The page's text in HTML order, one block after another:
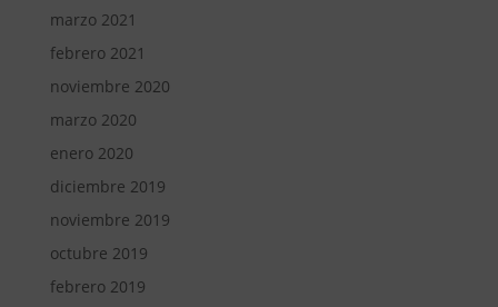
marzo 2021
febrero 2021
noviembre 2020
marzo 2020
enero 2020
diciembre 2019
noviembre 2019
octubre 2019
febrero 2019